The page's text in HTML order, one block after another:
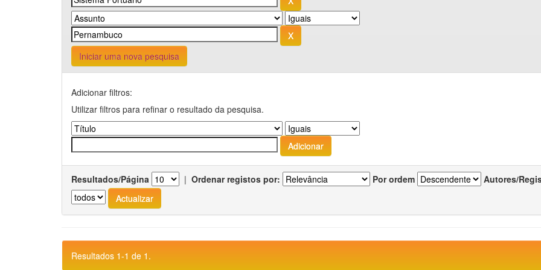
Iniciar uma nova pesquisa
Adicionar filtros:
Utilizar filtros para refinar o resultado da pesquisa.
Resultados/Página | Ordenar registos por: Por ordem Autores/
Resultados 1-1 de 1.